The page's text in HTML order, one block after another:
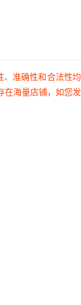
、准确性和合法性
在海量店铺，如您